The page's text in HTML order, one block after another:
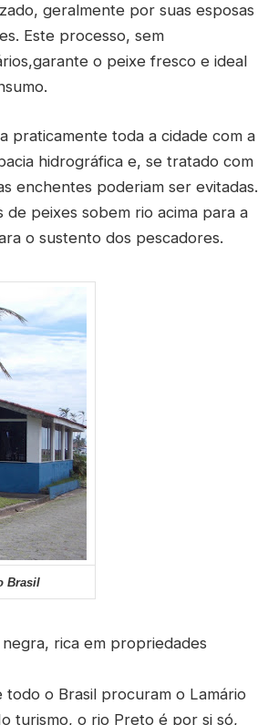
geralmente por suas esposas
Este processo, sem
o peixe fresco e ideal
praticamente toda a cidade com a
hidrográfica e, se tratado com
enchentes poderiam ser evitadas.
peixes sobem rio acima para a
o sustento dos pescadores.
Brasil
rica em propriedades
o Brasil procuram o Lamário
turismo, o rio Preto é por si só,